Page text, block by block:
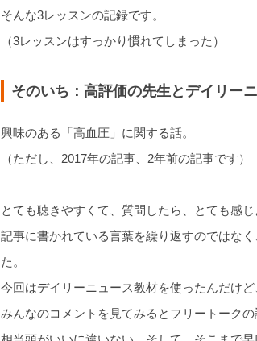
そんな3レッスンの記録です。
（3レッスンはすっかり慣れてしまった）
そのいち：高評価の先生とデイリー
興味のある「高血圧」に関する話。
（ただし、2017年の記事、2年前の記事です）
とても聴きやすくて、質問したら、とても感じ
記事に書かれている言葉を繰り返すのではな
た。
今回はデイリーニュース教材を使ったんだけ
みんなのコメントを見てみるとフリートークの